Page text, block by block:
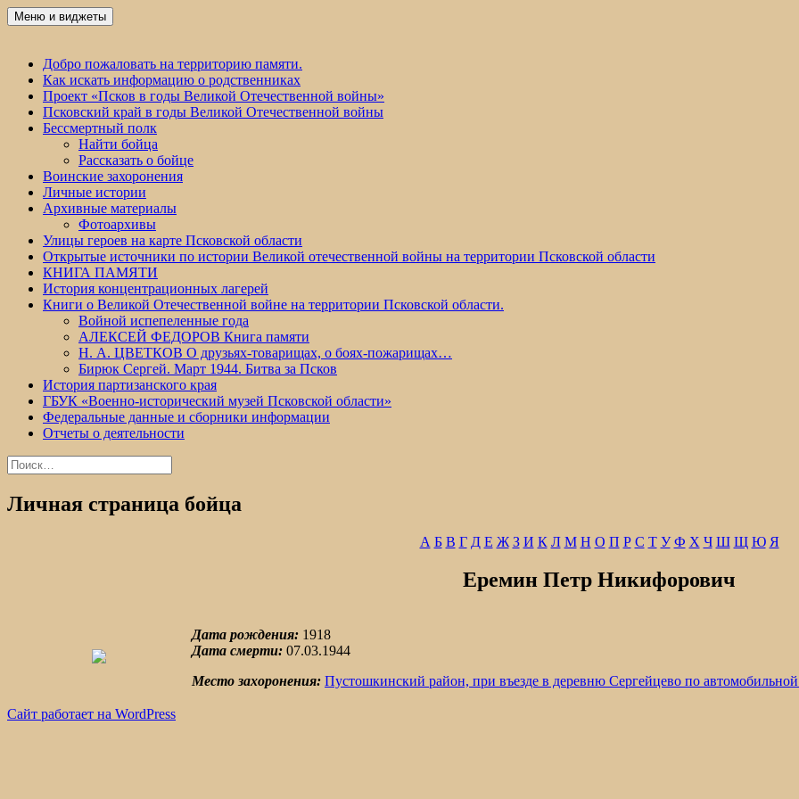
Перейти
к
Победа 60
Меню и виджеты
Добро пожаловать на территорию памяти.
Как искать информацию о родственниках
Проект «Псков в годы Великой Отечественной войны»
Псковский край в годы Великой Отечественной войны
Бессмертный полк
Найти бойца
Рассказать о бойце
Воинские захоронения
Личные истории
Архивные материалы
Фотоархивы
Улицы героев на карте Псковской области
Открытые источники по истории Великой отечественной войны на территории Псковской области
КНИГА ПАМЯТИ
История концентрационных лагерей
Книги о Великой Отечественной войне на территории Псковской области.
Войной испепеленные года
АЛЕКСЕЙ ФЕДОРОВ Книга памяти
Н. А. ЦВЕТКОВ О друзьях-товарищах, о боях-пожарищах…
Бирюк Сергей. Март 1944. Битва за Псков
История партизанского края
ГБУК «Военно-исторический музей Псковской области»
Федеральные данные и сборники информации
Отчеты о деятельности
Найти:
Личная страница бойца
А Б В Г Д Е Ж З И К Л М Н О П Р С Т У Ф Х Ч Ш Щ Ю Я
Еремин Петр Никифорович
Дата рождения: 1918
Дата смерти: 07.03.1944
Место захоронения: Пустошкинский район, при въезде в деревню Сергейцево по
Сайт работает на WordPress